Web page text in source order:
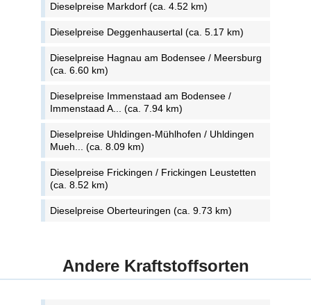
Dieselpreise Markdorf (ca. 4.52 km)
Dieselpreise Deggenhausertal (ca. 5.17 km)
Dieselpreise Hagnau am Bodensee / Meersburg
(ca. 6.60 km)
Dieselpreise Immenstaad am Bodensee /
Immenstaad A... (ca. 7.94 km)
Dieselpreise Uhldingen-Mühlhofen / Uhldingen
Mueh... (ca. 8.09 km)
Dieselpreise Frickingen / Frickingen Leustetten
(ca. 8.52 km)
Dieselpreise Oberteuringen (ca. 9.73 km)
Andere Kraftstoffsorten